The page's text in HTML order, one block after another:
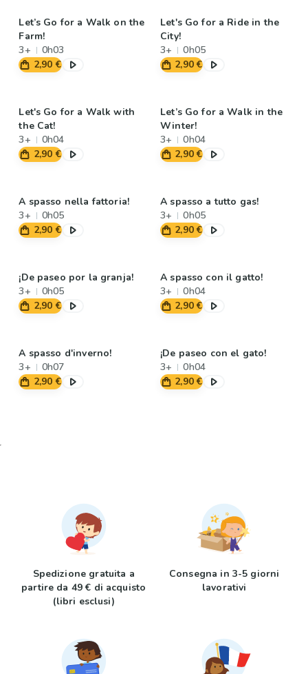
Let’s Go for a Walk on the
Farm!
3+
0h03
2,90 €
Let's Go for a Ride in the
City!
3+
0h05
2,90 €
Let's Go for a Walk with
the Cat!
3+
0h04
2,90 €
Let’s Go for a Walk in the
Winter!
3+
0h04
2,90 €
A spasso nella fattoria!
3+
0h05
2,90 €
A spasso a tutto gas!
3+
0h05
2,90 €
¡De paseo por la granja!
3+
0h05
2,90 €
A spasso con il gatto!
3+
0h04
2,90 €
A spasso d'inverno!
3+
0h07
2,90 €
¡De paseo con el gato!
3+
0h04
2,90 €
Spedizione gratuita a
partire da 49 € di acquisto
(libri esclusi)
Consegna in 3-5 giorni
lavorativi